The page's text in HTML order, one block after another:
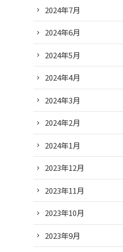
2024年7月
2024年6月
2024年5月
2024年4月
2024年3月
2024年2月
2024年1月
2023年12月
2023年11月
2023年10月
2023年9月